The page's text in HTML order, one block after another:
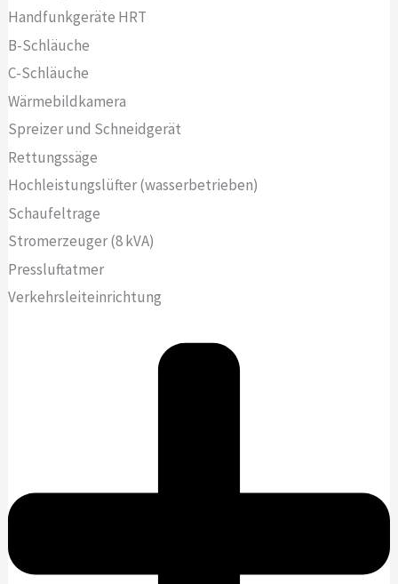
Handfunkgeräte HRT
B-Schläuche
C-Schläuche
Wärmebildkamera
Spreizer und Schneidgerät
Rettungssäge
Hochleistungslüfter (wasserbetrieben)
Schaufeltrage
Stromerzeuger (8 kVA)
Pressluftatmer
Verkehrsleiteinrichtung